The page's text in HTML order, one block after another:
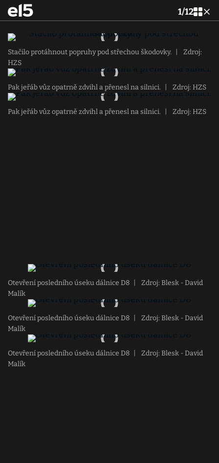
1/12
Stačilo protáhnout popruhy pod střechou škodovky.
Zdroj:
HZS
Pak jeřáb vůz opatrně zdvihl a přenesl na silnici. Zdroj: HZS
Pak jeřáb vůz opatrně zdvihl a přenesl na silnici. Zdroj: HZS
Otevření posledního úseku dálnice D8
Zdroj: Blesk - David
Malík
Otevření posledního úseku dálnice D8
Zdroj: Blesk - David
Malík
Otevření posledního úseku dálnice D8
Zdroj: Blesk - David
Malík